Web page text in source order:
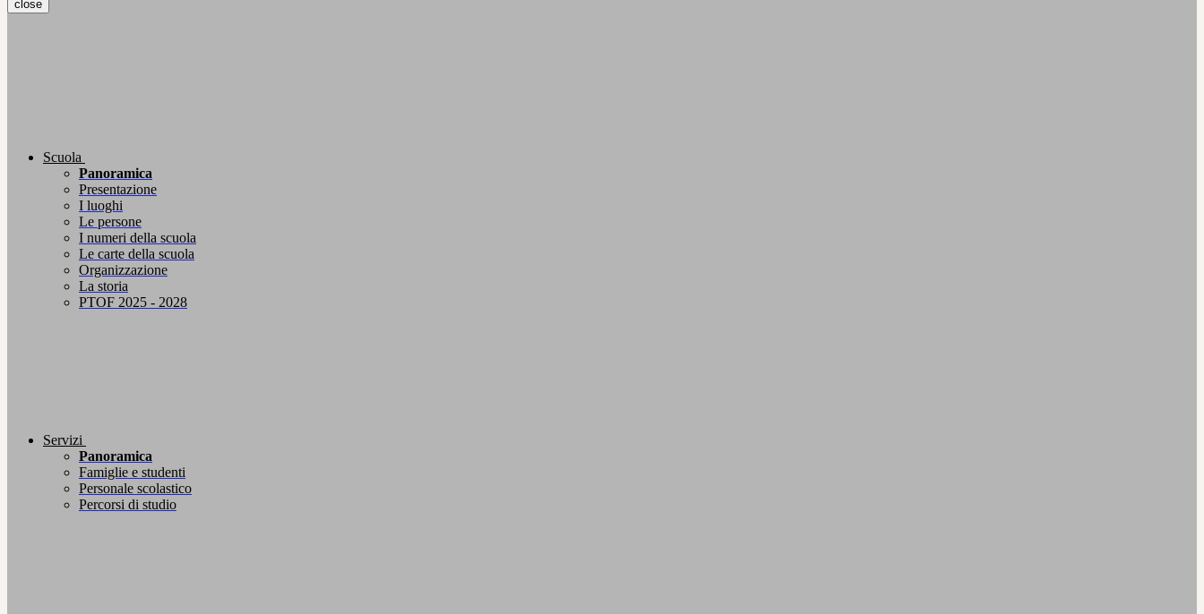
close
Scuola
Panoramica
Presentazione
I luoghi
Le persone
I numeri della scuola
Le carte della scuola
Organizzazione
La storia
PTOF 2025 - 2028
Servizi
Panoramica
Famiglie e studenti
Personale scolastico
Percorsi di studio